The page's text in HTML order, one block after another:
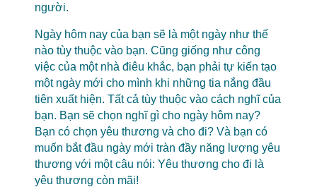
người.
Ngày hôm nay của bạn sẽ là một ngày như thế
nào tùy thuộc vào bạn. Cũng giống như công
việc của một nhà điêu khắc, bạn phải tự kiến tạo
một ngày mới cho mình khi những tia nắng đầu
tiên xuất hiện. Tất cả tùy thuộc vào cách nghĩ của
bạn. Bạn sẽ chọn nghĩ gì cho ngày hôm nay?
Bạn có chọn yêu thương và cho đi? Và bạn có
muốn bắt đầu ngày mới tràn đầy năng lượng yêu
thương với một câu nói: Yêu thương cho đi là
yêu thương còn mãi!